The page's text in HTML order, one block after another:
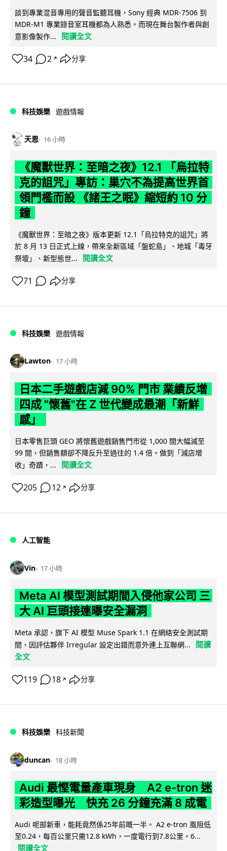
談到專業混音專用的聲音監聽耳機，Sony 經典 MDR-7506 到
MDR-M1 專業錄音室耳機都為人熟悉。而現在舞台製作者與創
意影像製作...
閱讀全文
34 2 ↗ 分享
科技娛樂 遊戲情報
天恩 16 小時
《魔獸世界：至暗之夜》12.1 「烏拉特
克的詛咒」專訪：巢穴不為提高世界首
領門檻而設 《諸王之眠》縮短約 10 分
鐘
《魔獸世界：至暗之夜》版本更新 12.1「烏拉特克的詛咒」將
於 8 月 13 日正式上線，帶來全新區域「盤蛇島」、地城「毒牙
祭壇」、新型態世...
閱讀全文
71 分享
科技娛樂 遊戲情報
Lawton 17 小時
日本二手遊戲店減 90% 門市 業績反增
四成 "懷舊"在 Z 世代變成最潮「新鮮
感」
日本零售巨頭 GEO 將懷舊遊戲銷售門市從 1,000 間大幅減至
99 間，但銷售額卻不降反升至過往的 1.4 倍。做到「減店增
收」奇蹟，...
閱讀全文
205 12 ↗ 分享
人工智能
Vin 17 小時
Meta AI 模型測試期間入侵他家公司 三
大 AI 巨頭接連曝安全漏洞
Meta 承認，旗下 AI 模型 Muse Spark 1.1 在網絡安全測試期
間，因評估夥伴 Irregular 設定出錯而意外連上互聯網...
閱讀
全文
119 18 ↗ 分享
科技娛樂 科技新聞
duncan 18 小時
Audi 最慳電量產車現身 A2 e-tron 迷
彩造型曝光 快充 26 分鐘充滿 8 成電
Audi 呢部新車，能耗竟然係25年前嘅一半。 A2 e-tron 風阻低
至0.24，每百公里只需12.8 kWh，一度電行到7.8公里。6...
閱讀全文